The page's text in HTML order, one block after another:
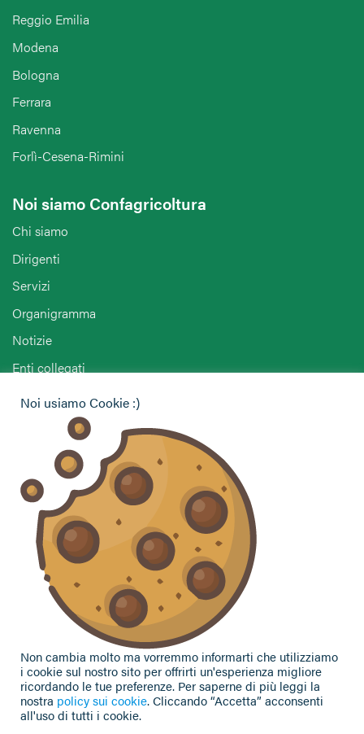
Reggio Emilia
Modena
Bologna
Ferrara
Ravenna
Forlì-Cesena-Rimini
Noi siamo Confagricoltura
Chi siamo
Dirigenti
Servizi
Organigramma
Notizie
Enti collegati
Agriturist Forlì Cesena Rimini
ANGA Forlì Cesena Rimini
Hai bisogno di informazioni?
Vuoi contattarci per ricevere assistenza, lasciare un
commento o chiedere informazioni?
CONTATTACI
Seguici sui social
Privacy Policy|Cookie Policy
Noi usiamo Cookie :)
Non cambia molto ma vorremmo informarti che utilizziamo
i cookie sul nostro sito per offrirti un'esperienza migliore
ricordando le tue preferenze. Per saperne di più leggi la
nostra policy sui cookie. Cliccando “Accetta” acconsenti
all'uso di tutti i cookie.